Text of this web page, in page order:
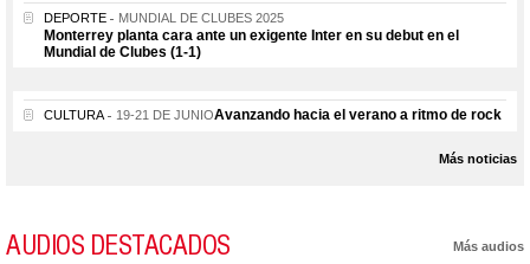
DEPORTE MUNDIAL DE CLUBES 2025
Monterrey planta cara ante un exigente Inter en su debut en el
Mundial de Clubes (1-1)
CULTURA 19-21 DE JUNIOAvanzando hacia el verano a ritmo de rock
Más noticias
AUDIOS DESTACADOS Más audios